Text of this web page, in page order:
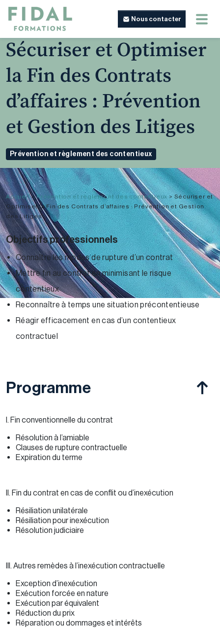
Nous contacter
Sécuriser et Optimiser
la Fin des Contrats
d’affaires : Prévention
et Gestion des Litiges
Prévention et règlement des contentieux
Accueil>Prévention et règlement des contentieux>Sécuriser et
Optimiser la Fin des Contrats d’affaires : Prévention et Gestion
des Litiges
Objectifs professionnels
Connaître les modes de rupture d’un contrat
Mettre fin au contrat en minimisant le risque
contentieux
Reconnaître à temps une situation précontentieuse
Réagir efficacement en cas d’un contentieux
contractuel
Programme
I. Fin conventionnelle du contrat
Résolution à l’amiable
Clauses de rupture contractuelle
Expiration du terme
II. Fin du contrat en cas de conflit ou d’inexécution
Résiliation unilatérale
Résiliation pour inexécution
Résolution judiciaire
III. Autres remèdes à l’inexécution contractuelle
Exception d’inexécution
Exécution forcée en nature
Exécution par équivalent
Réduction du prix
Réparation ou dommages et intérêts